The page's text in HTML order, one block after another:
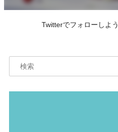
Twitterでフォローしよう